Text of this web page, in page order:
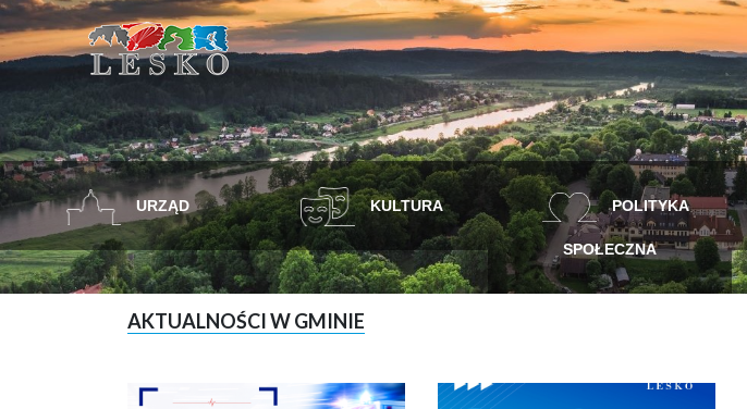
URZĄD KULTURA POLITYKA
SPOŁECZNA
AKTUALNOŚCI W GMINIE